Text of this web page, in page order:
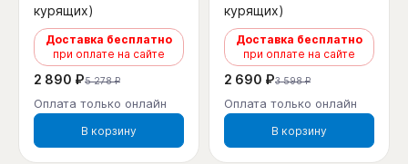
курящих)
Доставка бесплатно
при оплате на сайте
2 890 ₽5 278 ₽
Оплата только онлайн
В корзину
курящих)
Доставка бесплатно
при оплате на сайте
2 690 ₽3 598 ₽
Оплата только онлайн
В корзину